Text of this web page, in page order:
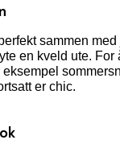
sammen
en kveld ute.
er chic.